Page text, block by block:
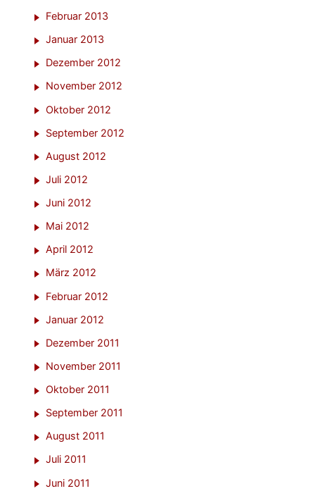
Februar 2013
Januar 2013
Dezember 2012
November 2012
Oktober 2012
September 2012
August 2012
Juli 2012
Juni 2012
Mai 2012
April 2012
März 2012
Februar 2012
Januar 2012
Dezember 2011
November 2011
Oktober 2011
September 2011
August 2011
Juli 2011
Juni 2011